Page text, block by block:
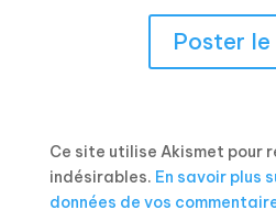
Ce site utilise Akismet pour
indésirables. En savoir plus
données de vos